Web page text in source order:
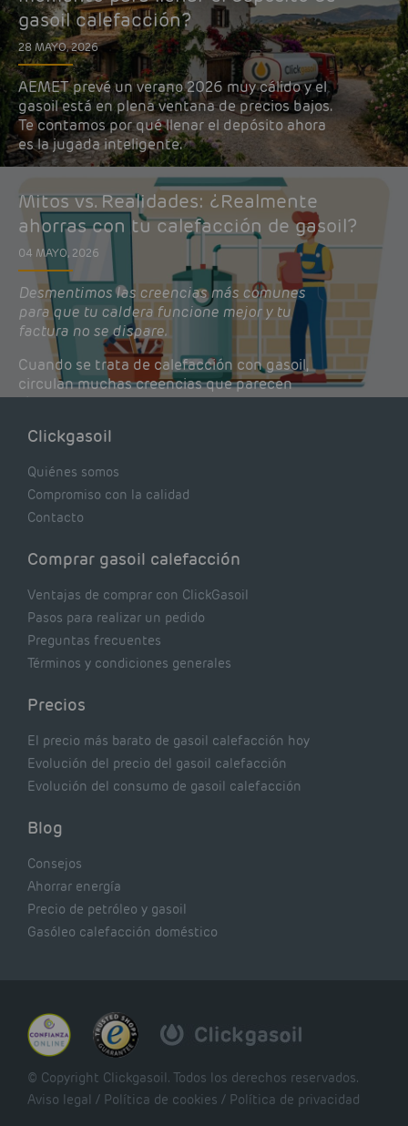
gasoil calefacción?
28 MAYO, 2026
AEMET prevé un verano 2026 muy cálido y el
gasoil está en plena ventana de precios bajos.
Te contamos por qué llenar el depósito ahora
es la jugada inteligente.
Mitos vs. Realidades: ¿Realmente
ahorras con tu calefacción de gasoil?
04 MAYO, 2026
Desmentimos las creencias más comunes
para que tu caldera funcione mejor y tu
factura no se dispare.
Cuando se trata de calefacción con gasoil,
circulan muchas creencias que parecen
lógicas pero que, en realidad, pueden estar
de tu caldera. Pocas se contrastan con lo que
Clickgasoil
Quiénes somos
Compromiso con la calidad
Contacto
Comprar gasoil calefacción
Ventajas de comprar con ClickGasoil
Pasos para realizar un pedido
Preguntas frecuentes
Términos y condiciones generales
Precios
El precio más barato de gasoil calefacción hoy
Evolución del precio del gasoil calefacción
Evolución del consumo de gasoil calefacción
Blog
Consejos
Ahorrar energía
Precio de petróleo y gasoil
Gasóleo calefacción doméstico
© Copyright Clickgasoil. Todos los derechos reservados.
Aviso legal / Política de cookies / Política de privacidad